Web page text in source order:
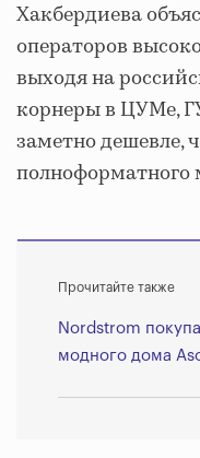
Хакбердиева
операторов
выходя на
корнеры в ЦУМе,
заметно дешевле,
полноформатного
Прочитайте также
Nordstrom
модного дома